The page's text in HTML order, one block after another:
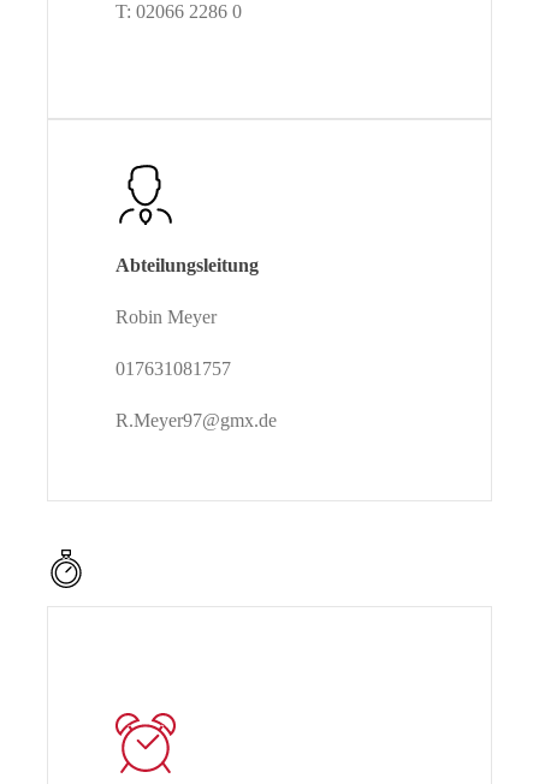
T: 02066 2286 0
Abteilungsleitung
Robin Meyer
017631081757
R.Meyer97@gmx.de